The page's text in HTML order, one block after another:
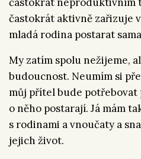
častokrát aktivně zařizuje
mladá rodina postarat
My zatím spolu nežijeme,
budoucnost. Neumím si
můj přítel bude potřebovat
o něho postarají. Já mám
s rodinami a vnoučaty a
jejich život.